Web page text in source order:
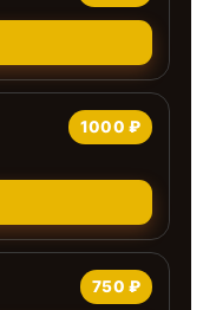
1000 ₽
750 ₽